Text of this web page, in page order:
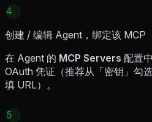
4
创建 / 编辑 Agent，绑定该 MCP
在 Agent 的 MCP Servers 配置
OAuth 凭证（推荐从「密钥」勾
填 URL）。
5